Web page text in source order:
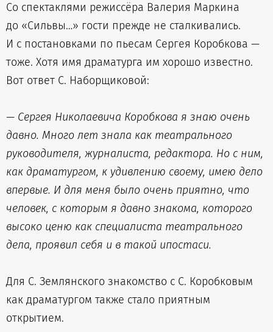
Со спектаклями режиссёра Валерия Маркина
до «Сильвы…» гости прежде не сталкивались.
И с постановками по пьесам Сергея Коробкова —
тоже. Хотя имя драматурга им хорошо известно.
Вот ответ С. Наборщиковой:
— Сергея Николаевича Коробкова я знаю очень
давно. Много лет знала как театрального
руководителя, журналиста, редактора. Но с ним,
как драматургом, к удивлению своему, имею дело
впервые. И для меня было очень приятно, что
человек, с которым я давно знакома, которого
высоко ценю как специалиста театрального
дела, проявил себя и в такой ипостаси.
Для С. Землянского знакомство с С. Коробковым
как драматургом также стало приятным
открытием.